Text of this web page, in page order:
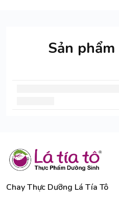
Sản
Chay Thực Dưỡng Lá Tía Tô